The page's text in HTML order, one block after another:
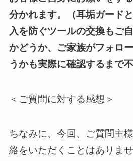
分かれます。（耳垢ガード
入を防ぐツールの交換もご
かどうか、ご家族がフォロ
うかも実際に確認するまで不
＜ご質問に対する感想＞
ちなみに、今回 、ご質問主
絡をいただくことはありませ